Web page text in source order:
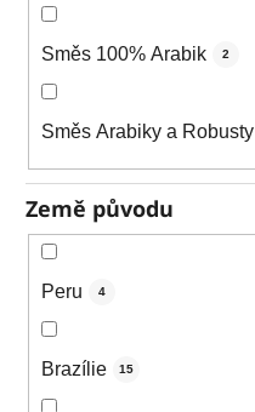
Směs 100% Arabik 2
Směs Arabiky a Robusty
Země původu
Peru 4
Brazílie 15